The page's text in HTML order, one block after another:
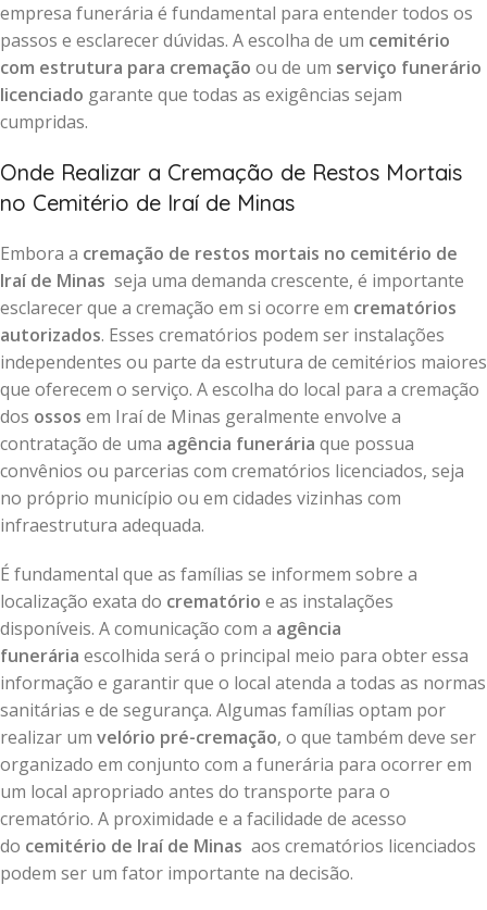
empresa funerária é fundamental para entender todos os
passos e esclarecer dúvidas. A escolha de um cemitério
com estrutura para cremação ou de um serviço funerário
licenciado garante que todas as exigências sejam
cumpridas.
Onde Realizar a Cremação de Restos Mortais
no Cemitério de Iraí de Minas
Embora a cremação de restos mortais no cemitério de
Iraí de Minas seja uma demanda crescente, é importante
esclarecer que a cremação em si ocorre em crematórios
autorizados. Esses crematórios podem ser instalações
independentes ou parte da estrutura de cemitérios maiores
que oferecem o serviço. A escolha do local para a cremação
dos ossos em Iraí de Minas geralmente envolve a
contratação de uma agência funerária que possua
convênios ou parcerias com crematórios licenciados, seja
no próprio município ou em cidades vizinhas com
infraestrutura adequada.
É fundamental que as famílias se informem sobre a
localização exata do crematório e as instalações
disponíveis. A comunicação com a agência
funerária escolhida será o principal meio para obter essa
informação e garantir que o local atenda a todas as normas
sanitárias e de segurança. Algumas famílias optam por
realizar um velório pré-cremação, o que também deve ser
organizado em conjunto com a funerária para ocorrer em
um local apropriado antes do transporte para o
crematório. A proximidade e a facilidade de acesso
do cemitério de Iraí de Minas aos crematórios licenciados
podem ser um fator importante na decisão.